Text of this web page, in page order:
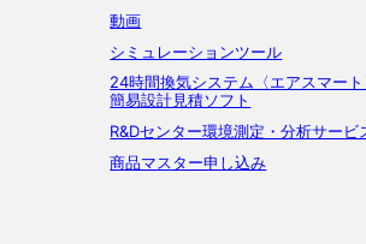
動画
シミュレーションツール
24時間換気システム〈エアスマート
簡易設計見積ソフト
R&Dセンター環境測定・分析サービ
商品マスター申し込み